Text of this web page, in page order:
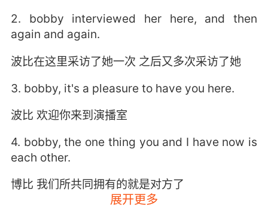
2. bobby interviewed her here, and then
again and again.
波比在这里采访了她一次 之后又多次采访了她
3. bobby, it's a pleasure to have you here.
波比 欢迎你来到演播室
4. bobby, the one thing you and I have now is
each other.
博比 我们所共同拥有的就是对方了
展开更多